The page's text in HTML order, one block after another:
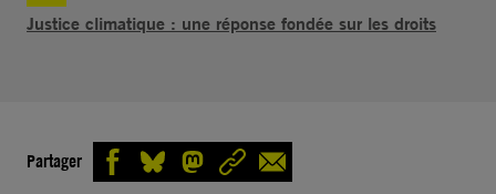
Justice climatique : une réponse fondée sur les droits
Partager